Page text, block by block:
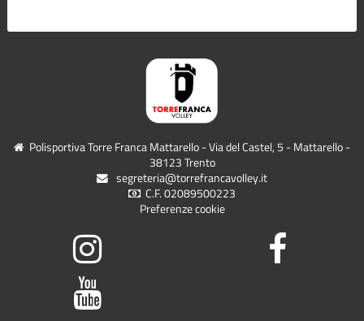
Polisportiva Torre Franca Mattarello - Via del Castel, 5 - Mattarello -
38123 Trento
segreteria@torrefrancavolley.it
C.F. 02089500223
Preferenze cookie